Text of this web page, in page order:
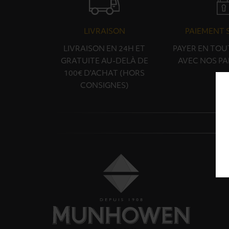
LIVRAISON
LIVRAISON EN 24H ET
GRATUITE AU-DELÀ DE
100€ D'ACHAT (HORS
CONSIGNES)
PAIEMENT
PAYER EN
AVEC NOS